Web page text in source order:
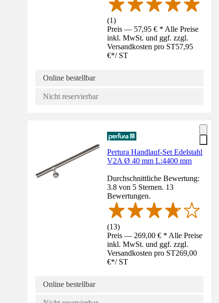
(1)
Preis — 57,95 € * Alle Preise
inkl. MwSt. und ggf. zzgl.
Versandkosten pro ST57,95
€*/ ST
Online bestellbar
Nicht reservierbar
Pertura Handlauf-Set Edelstahl
V2A Ø 40 mm L:4400 mm
Durchschnittliche Bewertung:
3.8 von 5 Sternen. 13
Bewertungen.
(13)
Preis — 269,00 € * Alle Preise
inkl. MwSt. und ggf. zzgl.
Versandkosten pro ST269,00
€*/ ST
Online bestellbar